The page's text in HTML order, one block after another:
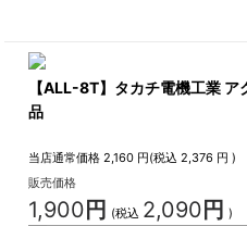
【ALL-8T】タカチ電機工業
品
当店通常価格 2,160 円(税込 2,376 円 )
販売価格
1,900 円 (税込 2,090 円 )